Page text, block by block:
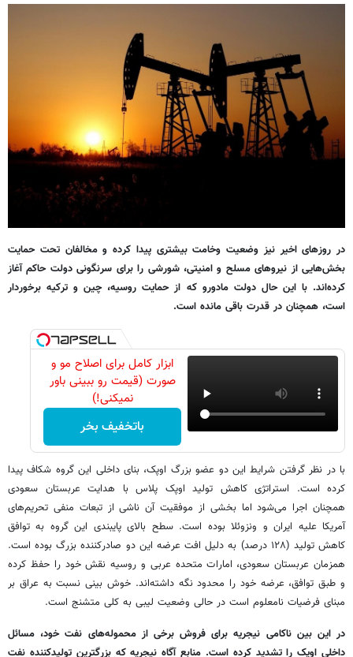
در روزهای اخیر نیز وضعیت وخامت بیشتری پیدا کرده و مخالفان تحت حمایت
بخش‌هایی از نیروهای مسلح و امنیتی، شورشی را برای سرنگونی دولت حاکم آغاز
کرده‌اند. با این حال دولت مادورو که از حمایت روسیه، چین و ترکیه برخوردار
است، همچنان در قدرت باقی مانده است.
ابزار کامل برای اصلاح مو و
صورت (قیمت رو ببینی باور
نمیکنی!)
باتخفیف بخر
با در نظر گرفتن شرایط این دو عضو بزرگ اوپک، بنای داخلی این گروه شکاف پیدا
کرده است. استراتژی کاهش تولید اوپک پلاس با هدایت عربستان سعودی
همچنان اجرا می‌شود اما بخشی از موفقیت آن ناشی از تبعات منفی تحریم‌های
آمریکا علیه ایران و ونزوئلا بوده است. سطح بالای پایبندی این گروه به توافق
کاهش تولید (۱۲۸ درصد) به دلیل افت عرضه این دو صادرکننده بزرگ بوده است.
همزمان عربستان سعودی، امارات متحده عربی و روسیه نقش خود را حفظ کرده
و طبق توافق، عرضه خود را محدود نگه داشته‌اند. خوش بینی نسبت به عراق بر
مبنای فرضیات نامعلوم است در حالی وضعیت لیبی به کلی متشنج است.
در این بین ناکامی نیجریه برای فروش برخی از محموله‌های نفت خود، مسائل
داخلی اوپک را تشدید کرده است. منابع آگاه نیجریه که بزرگترین تولیدکننده نفت